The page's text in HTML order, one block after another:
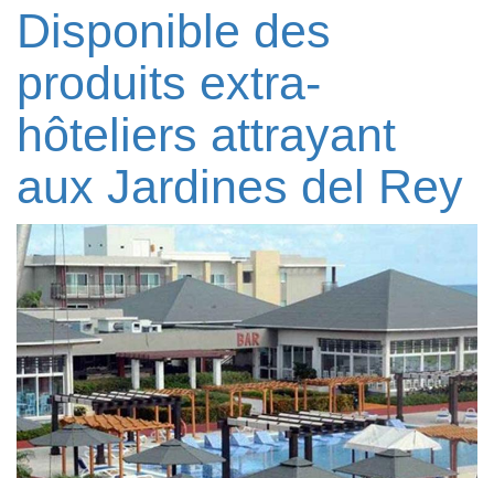
Disponible des
produits extra-
hôteliers attrayant
aux Jardines del Rey